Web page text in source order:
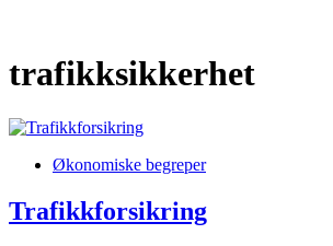
trafikksikkerhet
PostedØkonomiske begreper
Trafikkforsikring